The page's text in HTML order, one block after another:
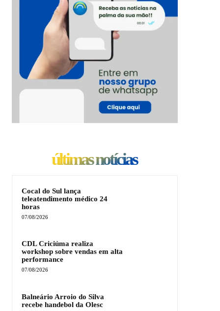
últimas notícias
Cocal do Sul lança
teleatendimento médico 24
horas
07/08/2026
CDL Criciúma realiza
workshop sobre vendas em alta
performance
07/08/2026
Balneário Arroio do Silva
recebe handebol da Olesc